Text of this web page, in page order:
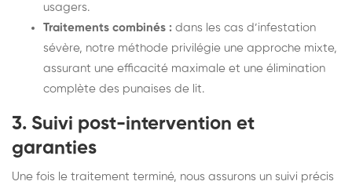
usagers.
Traitements combinés : dans les cas d’infestation
sévère, notre méthode privilégie une approche mixte,
assurant une efficacité maximale et une élimination
complète des punaises de lit.
3. Suivi post-intervention et
garanties
Une fois le traitement terminé, nous assurons un suivi précis